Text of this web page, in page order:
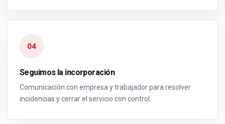
04
Seguimos la incorporación
Comunicación con empresa y trabajador para resolver
incidencias y cerrar el servicio con control.